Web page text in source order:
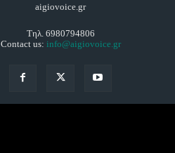
aigiovoice.gr
Τηλ. 6980794806
Contact us: info@aigiovoice.gr